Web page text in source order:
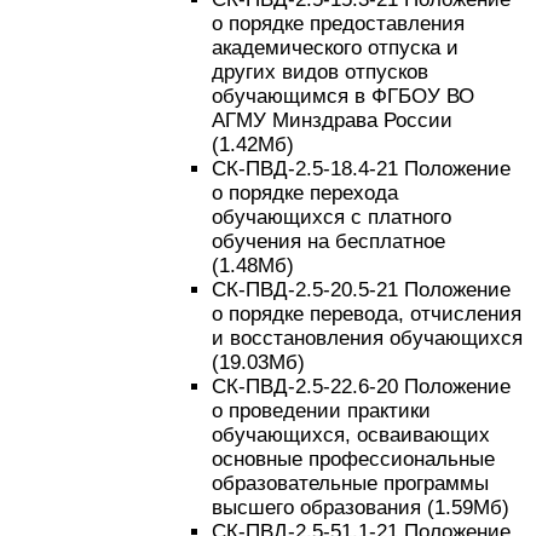
о порядке предоставления
академического отпуска и
других видов отпусков
обучающимся в ФГБОУ ВО
АГМУ Минздрава России
(1.42Mб)
СК-ПВД-2.5-18.4-21 Положение
о порядке перехода
обучающихся с платного
обучения на бесплатное
(1.48Mб)
СК-ПВД-2.5-20.5-21 Положение
о порядке перевода, отчисления
и восстановления обучающихся
(19.03Mб)
СК-ПВД-2.5-22.6-20 Положение
о проведении практики
обучающихся, осваивающих
основные профессиональные
образовательные программы
высшего образования (1.59Mб)